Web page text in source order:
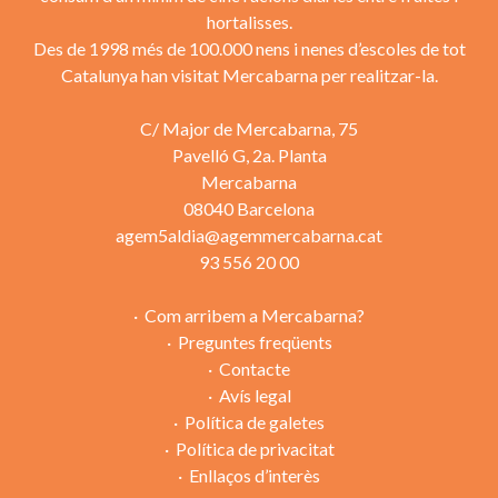
F.PAU, S.L.
FRANCO HERMANOS, S.L. (PLÁTANOS FRANCO)
FRUIT FRIENDS 2012, S.R.L. (BORN)
FRUITES CAMPDERRÓS, S.L.
FRUITES CAUBET, S.L.
FRUITES DEL BAIX LLOBREGAT, S.L.
FRUITES I HORTALISSES GAVÀ, S.A. (GAVÀ)
FRUITES I VERDURES AMAT, S.A.
FRUITES I VERDURES ARDIACA, S.L.
FRUITES LLONCH, S.A. (GAVÀ)
FRUITES VIVER RIBAS
FRUITS ARMENGOL, S.L.
FRUITS CALVO, S.A.
hortalisses.
Des de 1998 més de 100.000 nens i nenes d’escoles de tot
Catalunya han visitat Mercabarna per realitzar-la.
C/ Major de Mercabarna, 75
Pavelló G, 2a. Planta
Mercabarna
08040 Barcelona
agem5aldia@agemmercabarna.cat
93 556 20 00
Com arribem a Mercabarna?
Preguntes freqüents
Contacte
Avís legal
Política de galetes
Política de privacitat
Enllaços d’interès